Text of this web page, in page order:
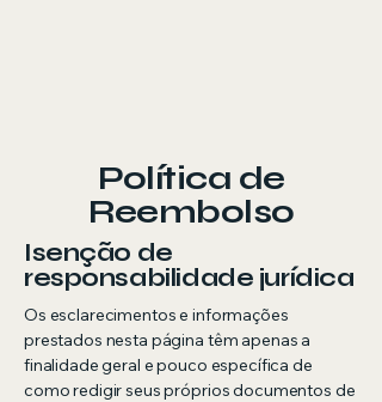
Política de
Reembolso
Isenção de
responsabilidade jurídica
Os esclarecimentos e informações
prestados nesta página têm apenas a
finalidade geral e pouco específica de
como redigir seus próprios documentos de